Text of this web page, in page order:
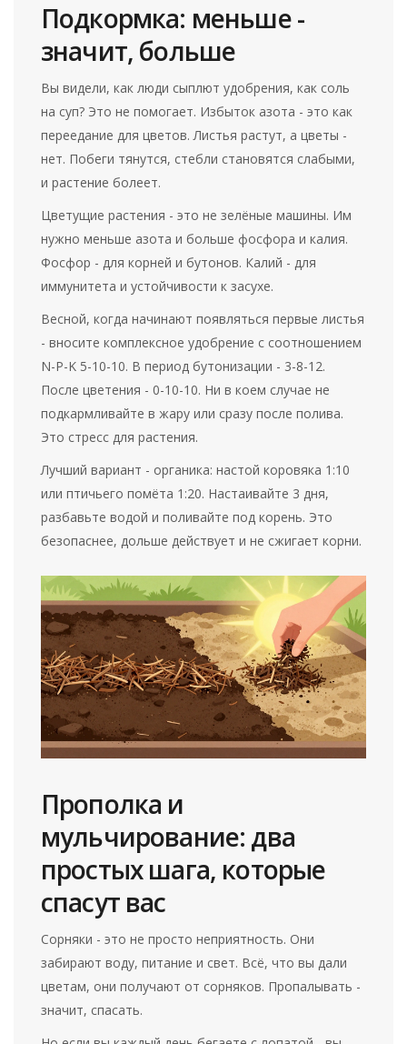
Подкормка: меньше -
значит, больше
Вы видели, как люди сыплют удобрения, как соль
на суп? Это не помогает. Избыток азота - это как
переедание для цветов. Листья растут, а цветы -
нет. Побеги тянутся, стебли становятся слабыми,
и растение болеет.
Цветущие растения - это не зелёные машины. Им
нужно меньше азота и больше фосфора и калия.
Фосфор - для корней и бутонов. Калий - для
иммунитета и устойчивости к засухе.
Весной, когда начинают появляться первые листья
- вносите комплексное удобрение с соотношением
N-P-K 5-10-10. В период бутонизации - 3-8-12.
После цветения - 0-10-10. Ни в коем случае не
подкармливайте в жару или сразу после полива.
Это стресс для растения.
Лучший вариант - органика: настой коровяка 1:10
или птичьего помёта 1:20. Настаивайте 3 дня,
разбавьте водой и поливайте под корень. Это
безопаснее, дольше действует и не сжигает корни.
Прополка и
мульчирование: два
простых шага, которые
спасут вас
Сорняки - это не просто неприятность. Они
забирают воду, питание и свет. Всё, что вы дали
цветам, они получают от сорняков. Пропалывать -
значит, спасать.